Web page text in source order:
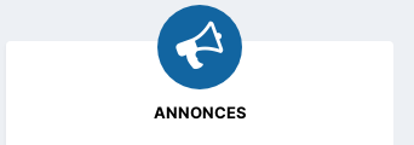
ANNONCES